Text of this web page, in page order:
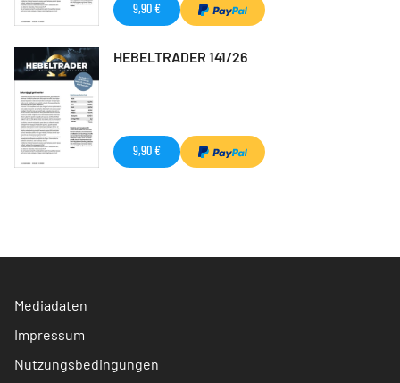
9,90 €
HEBELTRADER 141/26
9,90 €
Mediadaten
Impressum
Nutzungsbedingungen